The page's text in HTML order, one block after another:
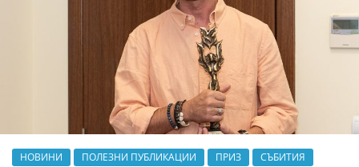
НОВИНИ ПОЛЕЗНИ ПУБЛИКАЦИИ ПРИЗ СЪБИТИЯ